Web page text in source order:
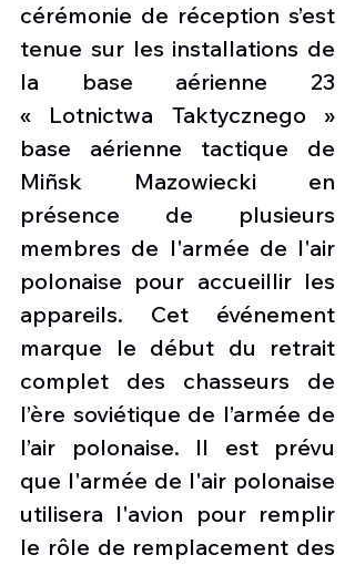
cérémonie de réception s’est
tenue sur les installations de
la base aérienne 23
« Lotnictwa Taktycznego »
base aérienne tactique de
Miñsk Mazowiecki en
présence de plusieurs
membres de l'armée de l'air
polonaise pour accueillir les
appareils. Cet événement
marque le début du retrait
complet des chasseurs de
l’ère soviétique de l’armée de
l’air polonaise. Il est prévu
que l'armée de l'air polonaise
utilisera l'avion pour remplir
le rôle de remplacement des